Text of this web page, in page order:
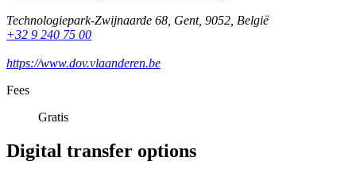
Technologiepark-Zwijnaarde 68, Gent, 9052, België
+32 9 240 75 00
https://www.dov.vlaanderen.be
Fees
Gratis
Digital transfer options